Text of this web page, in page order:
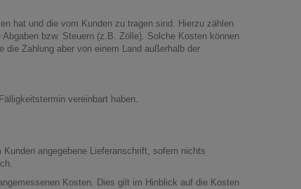
hat und die vom Kunden zu tragen sind. Hierzu zählen
bzw. Steuern (z.B. Zölle). Solche Kosten können
Zahlung aber von einem Land außerhalb der
vereinbart haben.
angegebene Lieferanschrift, sofern nichts
Kosten. Dies gilt im Hinblick auf die Kosten